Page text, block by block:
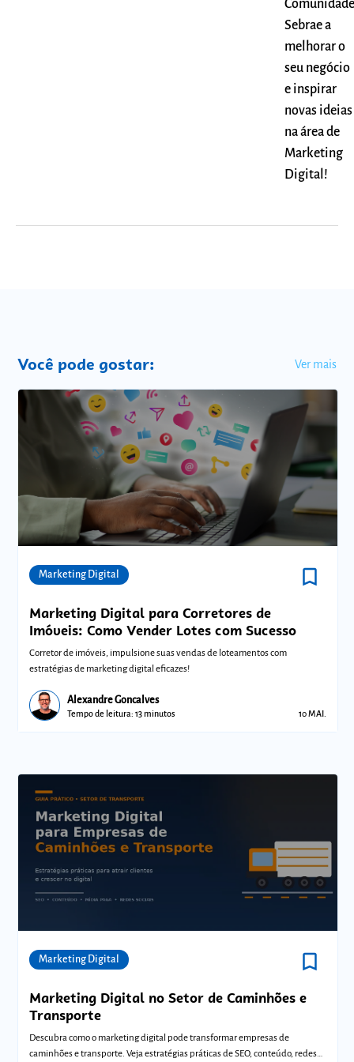
Comunidade
Sebrae a
melhorar o
seu negócio
e inspirar
novas ideias
na área de
Marketing
Digital!
Você pode gostar: Ver mais
Marketing Digital bookmark_border
Marketing Digital para Corretores de
Imóveis: Como Vender Lotes com Sucesso
Corretor de imóveis, impulsione suas vendas de loteamentos com
estratégias de marketing digital eficazes!
Alexandre Goncalves
Tempo de leitura: 13 minutos 10 MAI.
Marketing Digital bookmark_border
Marketing Digital no Setor de Caminhões e
Transporte
Descubra como o marketing digital pode transformar empresas de
caminhões e transporte. Veja estratégias práticas de SEO, conteúdo, redes